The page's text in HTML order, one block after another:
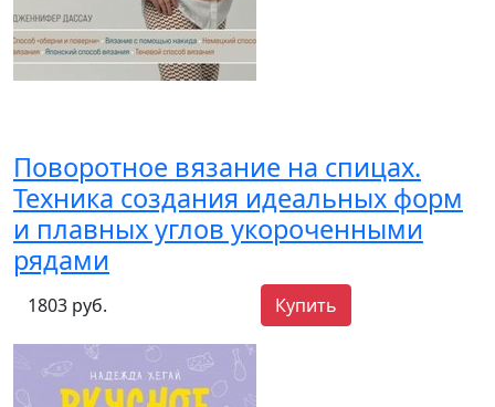
Поворотное вязание на спицах.
Техника создания идеальных форм
и плавных углов укороченными
рядами
1803 руб. Купить